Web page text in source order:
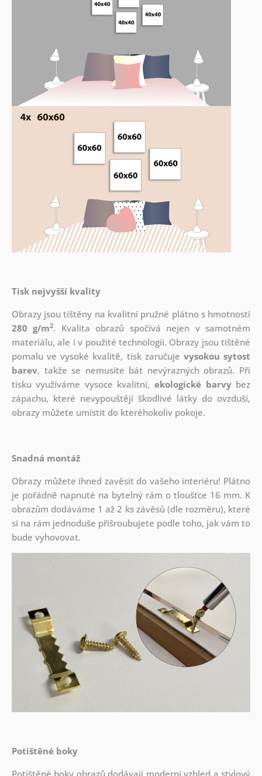
Tisk nejvyšší kvality
Obrazy jsou tištěny na kvalitní pružné plátno s hmotností
280 g/m2. Kvalita obrazů spočívá nejen v samotném
materiálu, ale i v použité technologii. Obrazy jsou tištěné
pomalu ve vysoké kvalitě, tisk zaručuje vysokou sytost
barev, takže se nemusíte bát nevýrazných obrazů. Při
tisku využíváme vysoce kvalitní,ekologické barvybez
zápachu, které nevypouštějí škodlivé látky do ovzduší,
obrazy můžete umístit do kteréhokoliv pokoje.
Snadná montáž
Obrazy můžete ihned zavěsit do vašeho interiéru! Plátno
je pořádně napnuté na bytelný rám o tloušťce 16 mm. K
obrazům dodáváme 1 až 2 ks závěsů (dle rozměru), které
si na rám jednoduše přišroubujete podle toho, jak vám to
bude vyhovovat.
Potištěné boky
Potištěné boky obrazů dodávají moderní vzhled a stylový